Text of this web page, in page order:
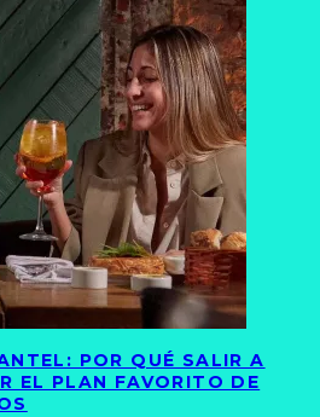
POR QUÉ SALIR A
EL PLAN FAVORITO DE